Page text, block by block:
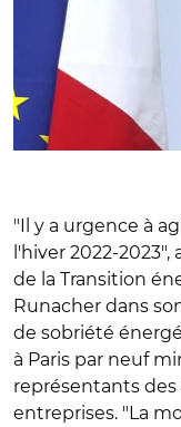
"Il y a urgence à
l'hiver 2022-
de la Transition
Runacher dans
de sobriété
à Paris par neuf
représentants
entreprises. "La